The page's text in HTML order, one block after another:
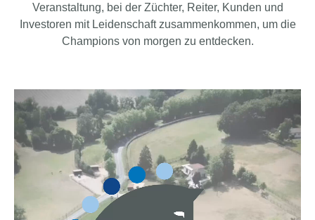
Veranstaltung, bei der Züchter, Reiter, Kunden und
Investoren mit Leidenschaft zusammenkommen, um die
Champions von morgen zu entdecken.